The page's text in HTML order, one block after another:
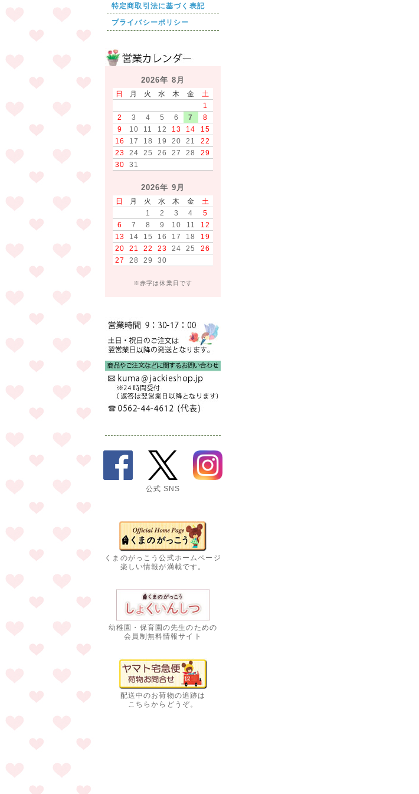
特定商取引法に基づく表記
プライバシーポリシー
2026年 8月
日 月 火 水 木 金
土
1
2
3 4 5 6 7
8
9
10 11 12 13 14
15
16
17 18 19 20 21
22
23
24 25 26 27 28
29
30
31
2026年 9月
日 月 火 水 木 金
土
1
2 3 4
5
6
7 8 9 10 11
12
13
14 15 16 17 18
19
20
21 22 23 24 25
26
27
28 29 30
※赤字は休業日です
公式 SNS
くまのがっこう公式ホームページ
楽しい情報が満載です。
幼稚園・保育園の先生のための
会員制無料情報サイト
配送中のお荷物の追跡は
こちらからどうぞ。